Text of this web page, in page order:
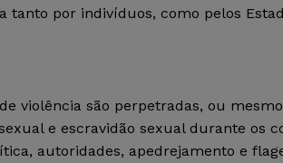
tanto por indivíduos, como pelos
violência são perpetradas, ou
e escravidão sexual durante os
autoridades, apedrejamento e